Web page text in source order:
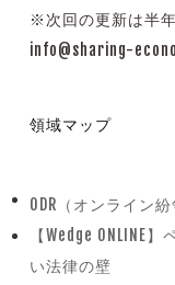
※次回の更新は半
info@sharing-
領域マップ
previous
post:
ODR（オンライン
next
【Wedge ONLINE
い法律の壁